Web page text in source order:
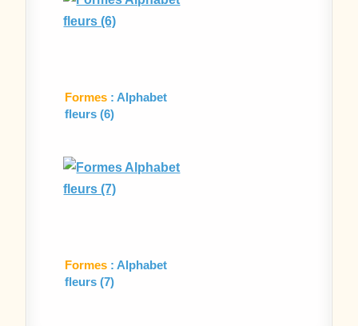
Formes : Alphabet
fleurs (6)
Formes : Alphabet
fleurs (7)